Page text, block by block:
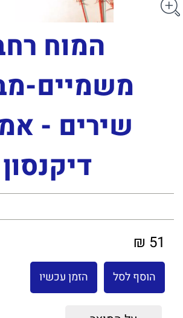
המוח
משמיים-
שירים -
דיקנסון
51 ₪
הוסף לסל הזמן עכשיו